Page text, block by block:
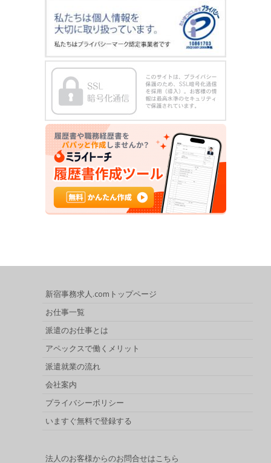
新宿事務求人.comトップページ
お仕事一覧
派遣のお仕事とは
アペックスで働くメリット
派遣就業の流れ
会社案内
プライバシーポリシー
いますぐ無料で登録する
法人のお客様からのお問合せはこちら